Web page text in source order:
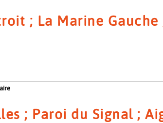
; La Marine
; Paroi du Signal ;